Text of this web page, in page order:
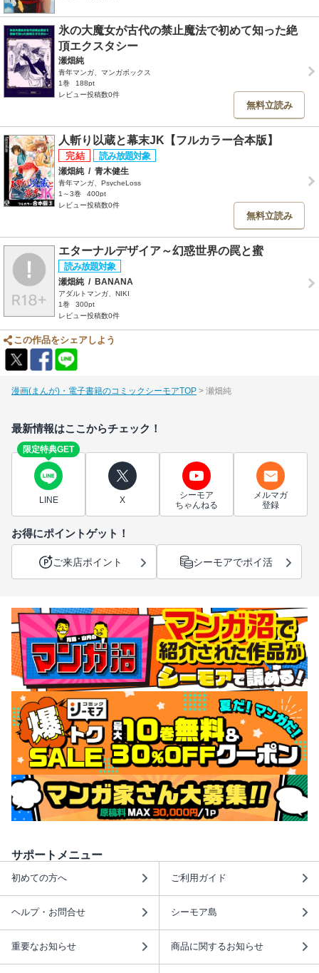
氷の大魔女が古代の禁止魔法で初めて知った絶
頂エクスタシー
瀬畑純
青年マンガ、マンガボックス
1巻
188pt
レビュー投稿数0件
無料立読み
人斬り以蔵と幕末JK【フルカラー合本版】
瀬畑純 / 青木健生
青年マンガ、PsycheLoss
1～3巻
400pt
レビュー投稿数0件
無料立読み
エターナルデザイア～幻惑世界の罠と蜜
瀬畑純 / BANANA
アダルトマンガ、NIKI
1巻
300pt
レビュー投稿数0件
この作品をシェアしよう
漫画(まんが)・電子書籍のコミックシーモアTOP 瀬畑純
最新情報はここからチェック！
限定特典GET
LINE X
シーモア
ちゃんねる
メルマガ
登録
お得にポイントゲット！
ご来店ポイント シーモアでポイ活
サポートメニュー
初めての方へ ご利用ガイド
ヘルプ・お問合せ シーモア島
重要なお知らせ 商品に関するお知らせ